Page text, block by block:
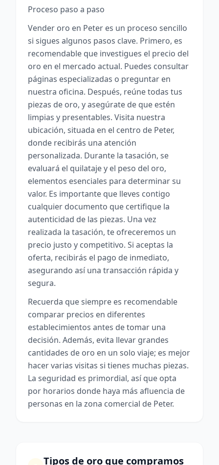
Proceso paso a paso
Vender oro en Peter es un proceso sencillo
si sigues algunos pasos clave. Primero, es
recomendable que investigues el precio del
oro en el mercado actual. Puedes consultar
páginas especializadas o preguntar en
nuestra oficina. Después, reúne todas tus
piezas de oro, y asegúrate de que estén
limpias y presentables. Visita nuestra
ubicación, situada en el centro de Peter,
donde recibirás una atención
personalizada. Durante la tasación, se
evaluará el quilataje y el peso del oro,
elementos esenciales para determinar su
valor. Es importante que lleves contigo
cualquier documento que certifique la
autenticidad de las piezas. Una vez
realizada la tasación, te ofreceremos un
precio justo y competitivo. Si aceptas la
oferta, recibirás el pago de inmediato,
asegurando así una transacción rápida y
segura.
Recuerda que siempre es recomendable
comparar precios en diferentes
establecimientos antes de tomar una
decisión. Además, evita llevar grandes
cantidades de oro en un solo viaje; es mejor
hacer varias visitas si tienes muchas piezas.
La seguridad es primordial, así que opta
por horarios donde haya más afluencia de
personas en la zona comercial de Peter.
Tipos de oro que compramos